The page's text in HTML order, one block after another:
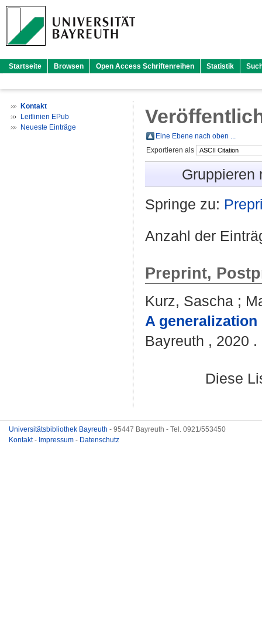
Startseite Browsen Open Access Schriftenreihen Statistik
Kontakt
Leitlinien EPub
Neueste Einträge
Eine Ebene nach oben ...
Exportieren als
Gruppieren
Springe zu:
Anzahl der
Preprint,
Kurz, Sascha ;
A
Bayreuth , 2020 .
Diese
Universitätsbibliothek Bayreuth - 95447 Bayreuth - Tel. 0921/553450
Kontakt- Impressum - Datenschutz